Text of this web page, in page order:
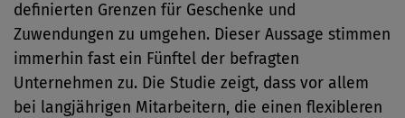
definierten Grenzen für Geschenke und
Zuwendungen zu umgehen. Dieser Aussage stimmen
immerhin fast ein Fünftel der befragten
Unternehmen zu. Die Studie zeigt, dass vor allem
bei langjährigen Mitarbeitern, die einen flexibleren